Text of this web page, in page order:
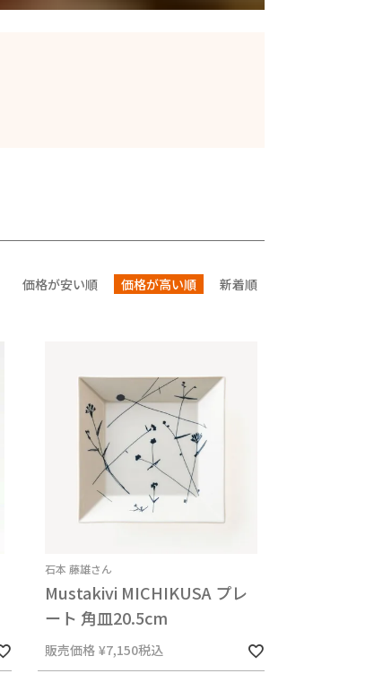
価格が安い順 価格が高い順 新着順
石本 藤雄さん
Mustakivi MICHIKUSA プレ
ート 角皿20.5cm
販売価格 ¥7,150税込